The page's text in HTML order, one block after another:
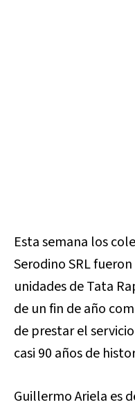
Esta semana los
Serodino SRL
unidades de Tata
de un fin de año
de prestar el
casi 90 años de
Guillermo Ariela es